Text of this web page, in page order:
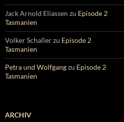
Jack Arnold Eliassen zu Episode 2
Tasmanien
Volker Schallerzu Episode 2
Tasmanien
Petra und Wolfgangzu Episode 2
Tasmanien
ARCHIV